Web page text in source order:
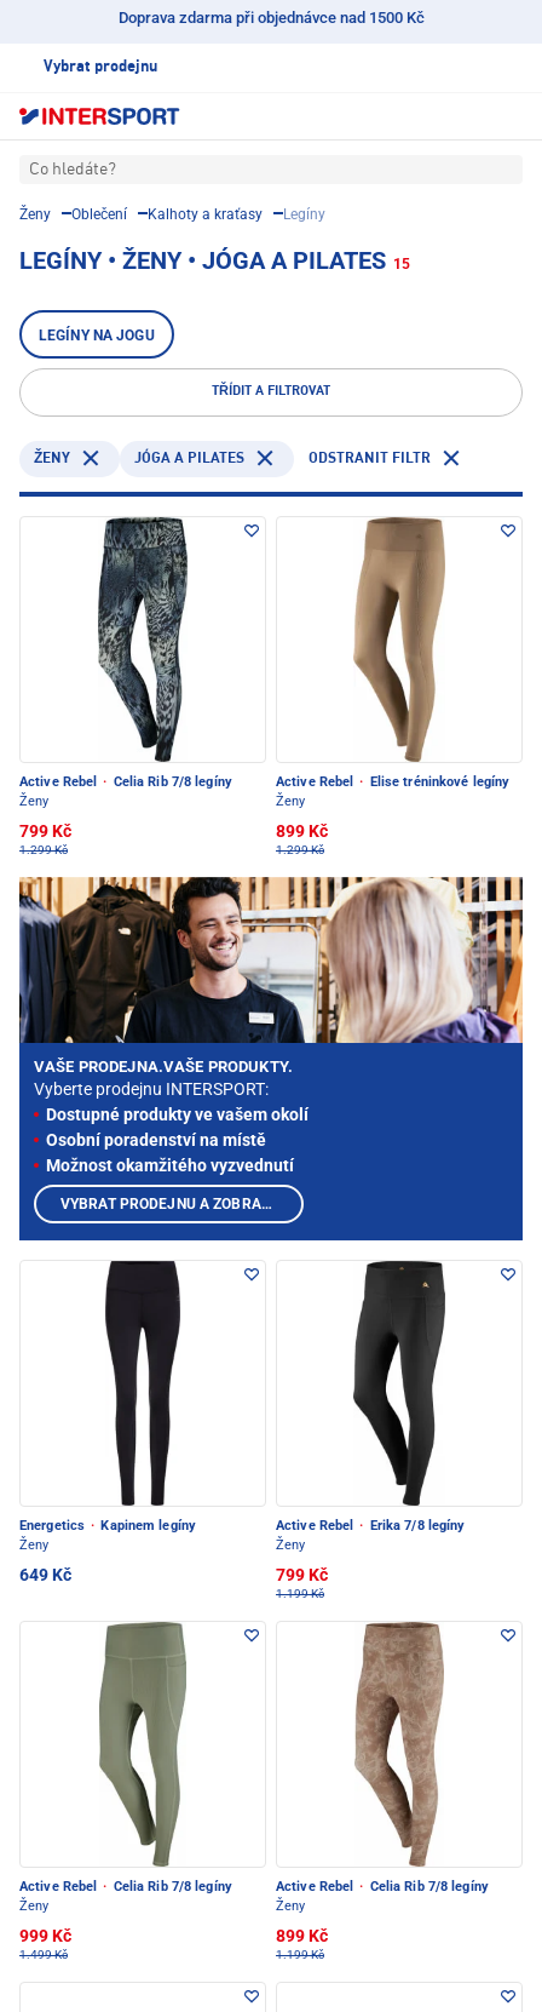
Doprava zdarma při objednávce nad 1500 Kč
Vybrat prodejnu
Co hledáte?
Ženy Oblečení Kalhoty a kraťasy Legíny
LEGÍNY • ŽENY • JÓGA A PILATES 15
LEGÍNY NA JOGU
TŘÍDIT A FILTROVAT
ŽENY JÓGA A PILATES ODSTRANIT FILTR
Active Rebel · Celia Rib 7/8 legíny
Ženy
799 Kč
1.299 Kč
Active Rebel · Elise tréninkové legíny
Ženy
899 Kč
1.299 Kč
Energetics · Kapinem legíny
Ženy
649 Kč
Active Rebel ·
Erika 7/8 legíny
Ženy
799 Kč
1.199 Kč
Active Rebel · Celia Rib 7/8 legíny
Ženy
999 Kč
1.499 Kč
Active Rebel · Celia Rib 7/8 legíny
Ženy
899 Kč
1.199 Kč
VAŠE PRODEJNA.VAŠE PRODUKTY.
Vyberte prodejnu INTERSPORT:
Dostupné produkty ve vašem okolí
Osobní poradenství na místě
Možnost okamžitého vyzvednutí
VYBRAT PRODEJNU A ZOBRAZIT PRODUKTY